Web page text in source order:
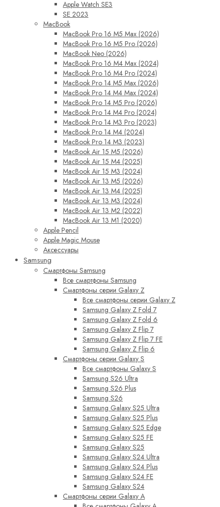
Apple Watch SE3
SE 2023
MacBook
MacBook Pro 16 M5 Max (2026)
MacBook Pro 16 M5 Pro (2026)
MacBook Neo (2026)
MacBook Pro 16 M4 Max (2024)
MacBook Pro 16 M4 Pro (2024)
MacBook Pro 14 M5 Max (2026)
MacBook Pro 14 M4 Max (2024)
MacBook Pro 14 M5 Pro (2026)
MacBook Pro 14 M4 Pro (2024)
MacBook Pro 14 M3 Pro (2023)
MacBook Pro 14 M4 (2024)
MacBook Pro 14 M3 (2023)
MacBook Air 15 M5 (2026)
MacBook Air 15 M4 (2025)
MacBook Air 15 M3 (2024)
MacBook Air 13 M5 (2026)
MacBook Air 13 M4 (2025)
MacBook Air 13 M3 (2024)
MacBook Air 13 M2 (2022)
MacBook Air 13 M1 (2020)
Apple Pencil
Apple Magic Mouse
Аксессуары
Samsung
Смартфоны Samsung
Все смартфоны Samsung
Смартфоны серии Galaxy Z
Все смартфоны серии Galaxy Z
Samsung Galaxy Z Fold 7
Samsung Galaxy Z Fold 6
Samsung Galaxy Z Flip 7
Samsung Galaxy Z Flip 7 FE
Samsung Galaxy Z Flip 6
Смартфоны серии Galaxy S
Все смартфоны Galaxy S
Samsung S26 Ultra
Samsung S26 Plus
Samsung S26
Samsung Galaxy S25 Ultra
Samsung Galaxy S25 Plus
Samsung Galaxy S25 Edge
Samsung Galaxy S25 FE
Samsung Galaxy S25
Samsung Galaxy S24 Ultra
Samsung Galaxy S24 Plus
Samsung Galaxy S24 FE
Samsung Galaxy S24
Смартфоны серии Galaxy A